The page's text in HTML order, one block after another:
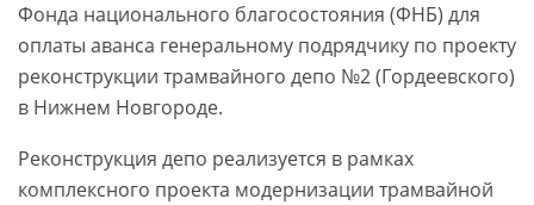
Фонда национального благосостояния (ФНБ) для
оплаты аванса генеральному подрядчику по проекту
реконструкции трамвайного депо №2 (Гордеевского)
в Нижнем Новгороде.
Реконструкция депо реализуется в рамках
комплексного проекта модернизации трамвайной